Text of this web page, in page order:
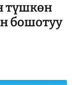
түшкөн
бошотуу